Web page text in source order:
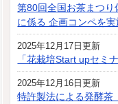
第80回全国お茶まつ
に係る 企画コンペを
2025年12月17日更新
「花栽培Start upセミ
2025年12月16日更新
特許製法による発酵茶